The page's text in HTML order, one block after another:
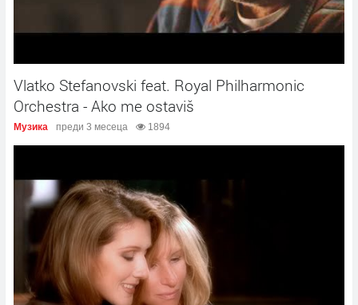
Vlatko Stefanovski feat. Royal Philharmonic
Orchestra - Ako me ostaviš
Музика преди 3 месеца 1894